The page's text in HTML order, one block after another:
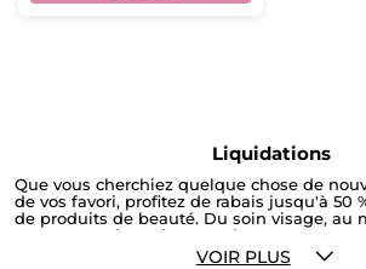
Liquidations
Que vous cherchiez quelque chose de
de vos favori, profitez de rabais jusqu'à 50
de produits de beauté. Du soin visage, au
passant par les soins pour le corps ! Les
VOIR PLUS